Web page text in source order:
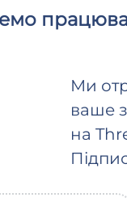
Ми
ваше
на